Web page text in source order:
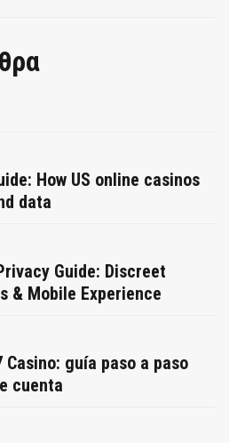
How US online casinos
data
Guide: Discreet
& Mobile Experience
guía paso a paso
cuenta